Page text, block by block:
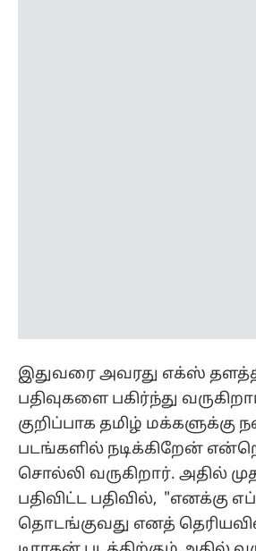
பதிவிட்ட பதிவில், "எனக்கு
தொடங்குவது எனத்
டிராகன் படத்திற்கும் அதில்
கதாபாத்திரத்தீர்க்கும்
இதுவரை எங்கும்
இப்படத்தை திரையரங்கில்
ரசிகர்கள் எனக்கு அடிக்கும்
இன்ஸ்டாவில் அழகான